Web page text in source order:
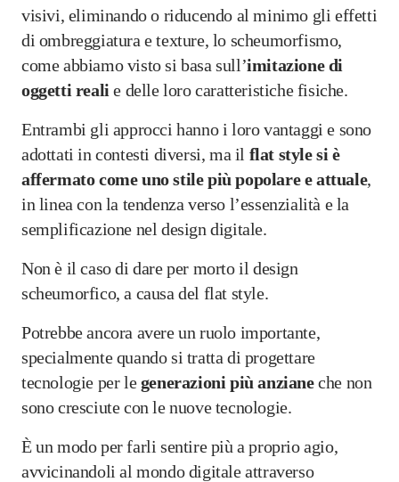
visivi, eliminando o riducendo al minimo gli effetti
di ombreggiatura e texture, lo scheumorfismo,
come abbiamo visto si basa sull’imitazione di
oggetti reali e delle loro caratteristiche fisiche.
Entrambi gli approcci hanno i loro vantaggi e sono
adottati in contesti diversi, ma il flat style si è
affermato come uno stile più popolare e attuale,
in linea con la tendenza verso l’essenzialità e la
semplificazione nel design digitale.
Non è il caso di dare per morto il design
scheumorfico, a causa del flat style.
Potrebbe ancora avere un ruolo importante,
specialmente quando si tratta di progettare
tecnologie per legenerazioni più anzianeche non
sono cresciute con le nuove tecnologie.
È un modo per farli sentire più a proprio agio,
avvicinandoli al mondo digitale attraverso